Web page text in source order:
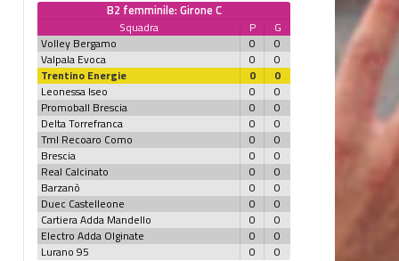
B2 femminile: Girone C
Squadra P
G
Volley Bergamo
0
0
Valpala Evoca
0
0
Trentino Energie
0
0
Leonessa Iseo
0
0
Promoball Brescia
0
0
Delta Torrefranca
0
0
Tml Recoaro Como
0
0
Brescia
0
0
Real Calcinato
0
0
Barzanò
0
0
Duec Castelleone
0
0
Cartiera Adda Mandello
0
0
Electro Adda Olginate
0
0
Lurano 95
0 0